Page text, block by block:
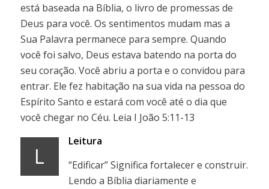
está baseada na Bíblia, o livro de promessas de
Deus para você. Os sentimentos mudam mas a
Sua Palavra permanece para sempre. Quando
você foi salvo, Deus estava batendo na porta do
seu coração. Você abriu a porta e o convidou para
entrar. Ele fez habitação na sua vida na pessoa do
Espírito Santo e estará com você até o dia que
você chegar no Céu. Leia I João 5:11-13
L
Leitura
“Edificar” Significa fortalecer e construir.
Lendo a Bíblia diariamente e